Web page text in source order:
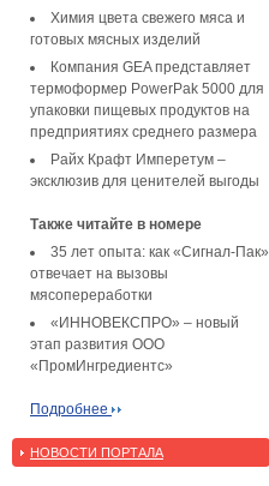
Химия цвета свежего мяса и
готовых мясных изделий
Компания GEA представляет
термоформер PowerPak 5000 для
упаковки пищевых продуктов на
предприятиях среднего размера
Райх Крафт Имперетум –
эксклюзив для ценителей выгоды
Также читайте в номере
35 лет опыта: как «Сигнал-Пак»
отвечает на вызовы
мясопереработки
«ИННОВЕКСПРО» – новый
этап развития ООО
«ПромИнгредиентс»
Подробнее
НОВОСТИ ПОРТАЛА